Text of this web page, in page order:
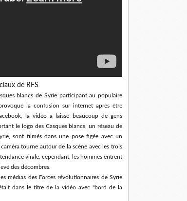
de RFS
blancs de Syrie participant au populaire
la confusion sur internet après être
la vidéo a laissé beaucoup de gens
le logo des Casques blancs, un réseau de
sont filmés dans une pose figée avec un
caméra tourne autour de la scène avec les trois
virale, cependant, les hommes entrent
des décombres.
médias des Forces révolutionnaires de Syrie
dans le titre de la vidéo avec "bord de la